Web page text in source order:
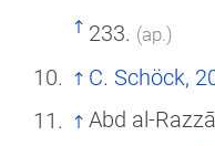
233. (ар.)
C. Schöck,
Abd al-